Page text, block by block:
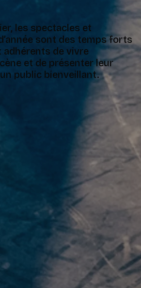
les spectacles et
sont des temps forts
de vivre
et de présenter leur
public bienveillant.